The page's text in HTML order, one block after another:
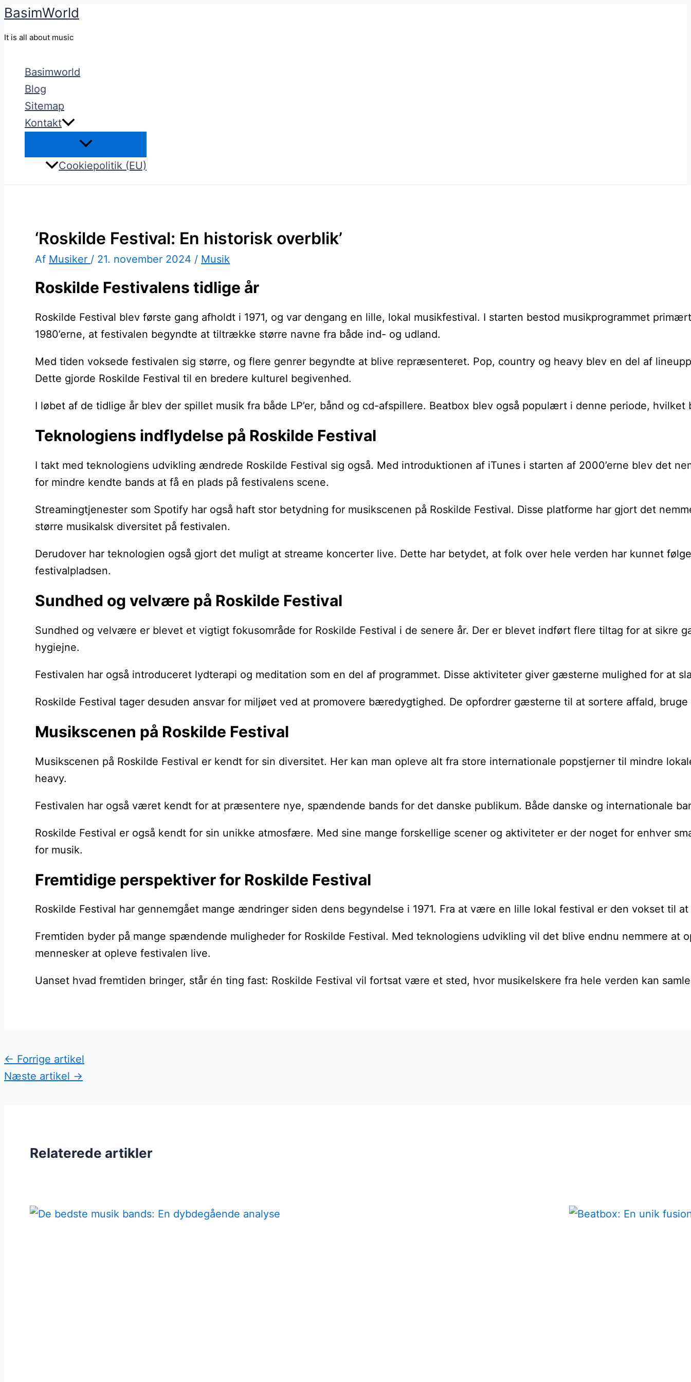
Gå
BasimWorld
It is all about music
Basimworld
Blog
Sitemap
Kontakt
Cookiepolitik (EU)
‘Roskilde Festival: En historisk overblik’
Af Musiker / 21. november 2024 / Musik
Roskilde Festivalens tidlige år
Roskilde Festival blev første gang afholdt i 1971, og var dengang en lille, lokal musikfestival. I starten bestod musikprogrammet
1980’erne, at festivalen begyndte at tiltrække større navne fra både ind- og udland.
Med tiden voksede festivalen sig større, og flere genrer begyndte at blive repræsenteret. Pop, country og heavy blev en del af
Dette gjorde Roskilde Festival til en bredere kulturel begivenhed.
I løbet af de tidlige år blev der spillet musik fra både LP’er, bånd og cd-afspillere. Beatbox blev også populært i denne periode,
Teknologiens indflydelse på Roskilde Festival
I takt med teknologiens udvikling ændrede Roskilde Festival sig også. Med introduktionen af iTunes i starten af 2000’erne blev det
for mindre kendte bands at få en plads på festivalens scene.
Streamingtjenester som Spotify har også haft stor betydning for musikscenen på Roskilde Festival. Disse platforme har gjort det
større musikalsk diversitet på festivalen.
Derudover har teknologien også gjort det muligt at streame koncerter live. Dette har betydet, at folk over hele verden har kunnet
festivalpladsen.
Sundhed og velvære på Roskilde Festival
Sundhed og velvære er blevet et vigtigt fokusområde for Roskilde Festival i de senere år. Der er blevet indført flere tiltag for at sikre
hygiejne.
Festivalen har også introduceret lydterapi og meditation som en del af programmet. Disse aktiviteter giver gæsterne mulighed for at
Roskilde Festival tager desuden ansvar for miljøet ved at promovere bæredygtighed. De opfordrer gæsterne til at sortere affald,
Musikscenen på Roskilde Festival
Musikscenen på Roskilde Festival er kendt for sin diversitet. Her kan man opleve alt fra store internationale popstjerner til mindre
heavy.
Festivalen har også været kendt for at præsentere nye, spændende bands for det danske publikum. Både danske og internationale
Roskilde Festival er også kendt for sin unikke atmosfære. Med sine mange forskellige scener og aktiviteter er der noget for enhver
for musik.
Fremtidige perspektiver for Roskilde Festival
Roskilde Festival har gennemgået mange ændringer siden dens begyndelse i 1971. Fra at være en lille lokal festival er den vokset til
Fremtiden byder på mange spændende muligheder for Roskilde Festival. Med teknologiens udvikling vil det blive endnu nemmere
mennesker at opleve festivalen live.
Uanset hvad fremtiden bringer, står én ting fast: Roskilde Festival vil fortsat være et sted, hvor musikelskere fra hele verden kan
← Forrige artikel
Næste artikel →
Relaterede artikler